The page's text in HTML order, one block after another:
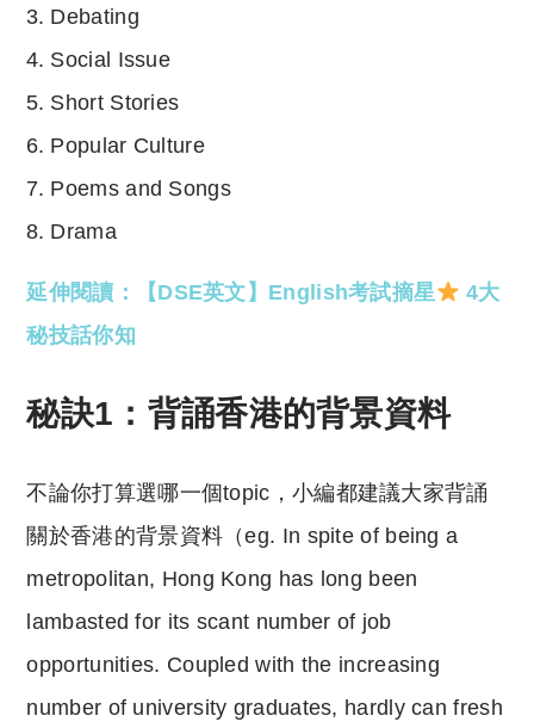
Debating
Social Issue
Short Stories
Popular Culture
Poems and Songs
Drama
延伸閱讀：【DSE英文】English考試摘星
4大
秘技話你知
秘訣1：背誦香港的背景資料
不論你打算選哪一個topic，小編都建議大家背誦
關於香港的背景資料（eg. In spite of being a
metropolitan, Hong Kong has long been
lambasted for its scant number of job
opportunities. Coupled with the increasing
number of university graduates, hardly can fresh